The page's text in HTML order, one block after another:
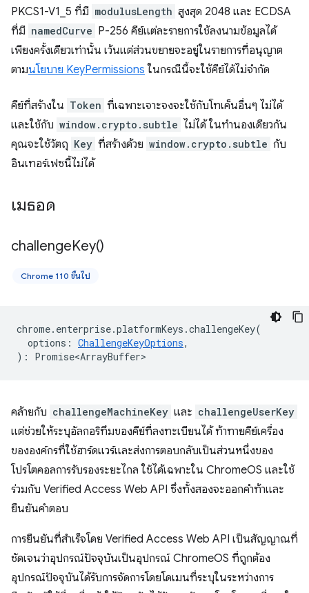
PKCS1-V1_5 ที่มี modulusLength สูงสุด 2048 และ ECDSA
ที่มี namedCurve P-256 คีย์แต่ละรายการใช้ลงนามข้อมูลได้
เพียงครั้งเดียวเท่านั้น เว้นแต่ส่วนขยายจะอยู่ในรายการที่อนุญาต
ตามนโยบาย KeyPermissions ในกรณีนี้จะใช้คีย์ได้ไม่จำกัด
คีย์ที่สร้างใน Token ที่เฉพาะเจาะจงจะใช้กับโทเค็นอื่นๆ ไม่ได้
และใช้กับ window.crypto.subtle ไม่ได้ ในทำนองเดียวกัน
คุณจะใช้วัตถุ Key ที่สร้างด้วย window.crypto.subtle กับ
อินเทอร์เฟซนี้ไม่ได้
เมธอด
challengeKey()
Chrome 110 ขึ้นไป
chrome. enterprise.platformKeys .challengeKey(
options : ChallengeKeyOptions,
) : Promise<ArrayBuffer>
คล้ายกับ challengeMachineKey และ challengeUserKey
แต่ช่วยให้ระบุอัลกอริทึมของคีย์ที่ลงทะเบียนได้ ท้าทายคีย์เครื่อง
ขององค์กรที่ใช้ฮาร์ดแวร์และส่งการตอบกลับเป็นส่วนหนึ่งของ
โปรโตคอลการรับรองระยะไกล ใช้ได้เฉพาะใน ChromeOS และใช้
ร่วมกับ Verified Access Web API ซึ่งทั้งสองจะออกคำท้าและ
ยืนยันคำตอบ
การยืนยันที่สำเร็จโดย Verified Access Web API เป็นสัญญาณที่
ชัดเจนว่าอุปกรณ์ปัจจุบันเป็นอุปกรณ์ ChromeOS ที่ถูกต้อง
อุปกรณ์ปัจจุบันได้รับการจัดการโดยโดเมนที่ระบุในระหว่างการ